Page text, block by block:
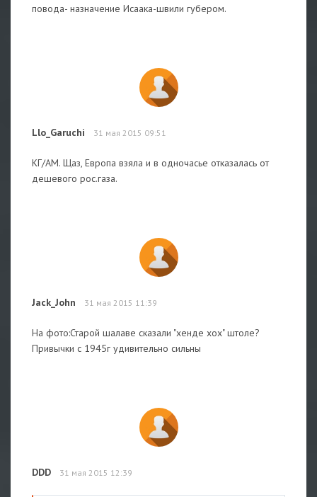
повода- назначение Исаака-швили губером.
Llo_Garuchi 31 мая 2015 09:51
КГ/АМ. Щаз, Европа взяла и в одночасье отказалась от
дешевого рос.газа.
Jack_John 31 мая 2015 11:39
На фото:Старой шалаве сказали "хенде хох" штоле?
Привычки с 1945г удивительно сильны
DDD 31 мая 2015 12:39